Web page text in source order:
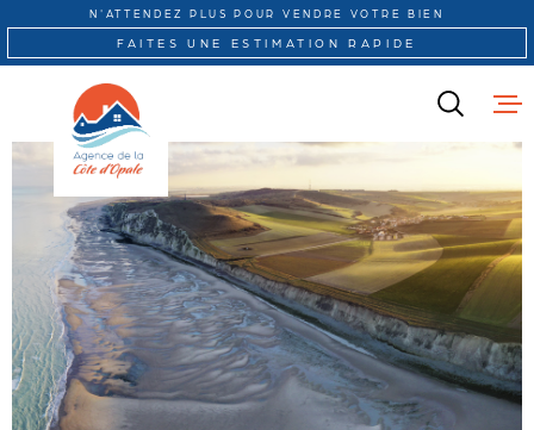
:la
recherche
menu
contenu
VENTE
LOCATION
IMMOBILIER
AUTRES
N'ATTENDEZ PLUS POUR VENDRE VOTRE BIEN
FAITES UNE ESTIMATION RAPIDE